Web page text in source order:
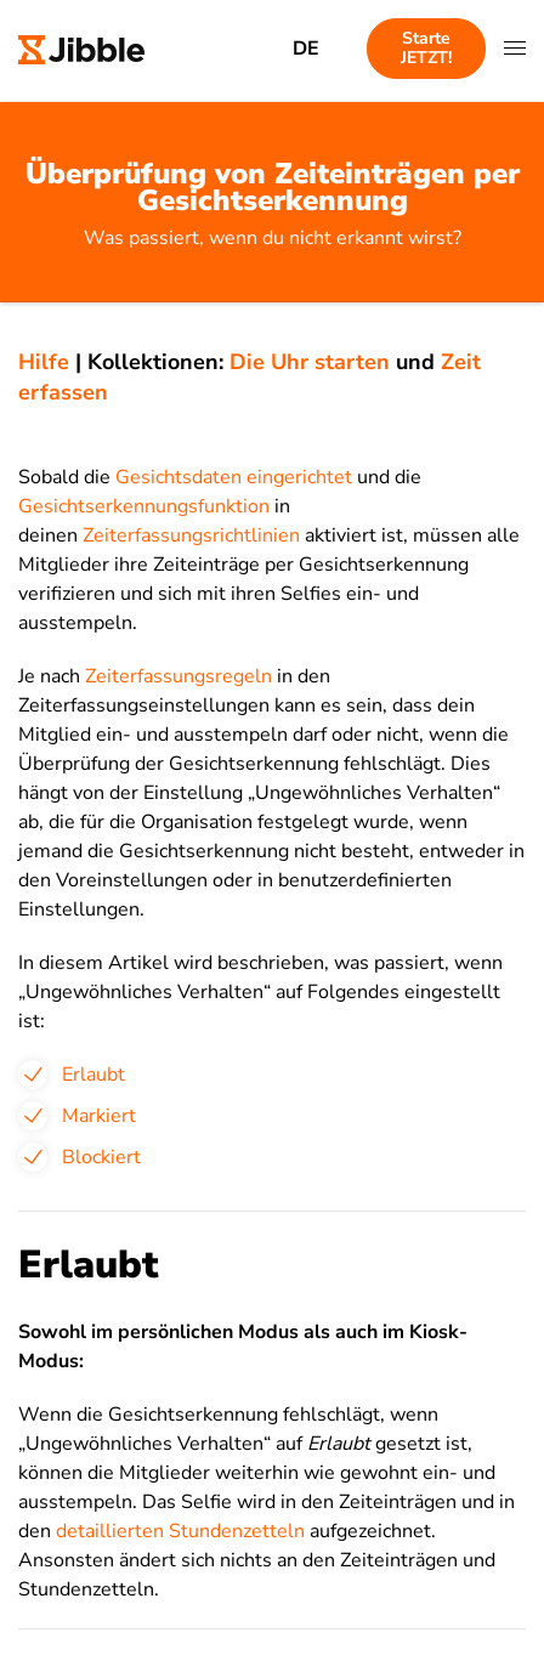
DE
Starte
JETZT!
Überprüfung von Zeiteinträgen per
Gesichtserkennung
Was passiert, wenn du nicht erkannt wirst?
Hilfe | Kollektionen: Die Uhr starten und Zeit
erfassen
Sobald die Gesichtsdaten eingerichtet und die
Gesichtserkennungsfunktion in
deinen Zeiterfassungsrichtlinien aktiviert ist, müssen alle
Mitglieder ihre Zeiteinträge per Gesichtserkennung
verifizieren und sich mit ihren Selfies ein- und
ausstempeln.
Je nach Zeiterfassungsregeln in den
Zeiterfassungseinstellungen kann es sein, dass dein
Mitglied ein- und ausstempeln darf oder nicht, wenn die
Überprüfung der Gesichtserkennung fehlschlägt. Dies
hängt von der Einstellung „Ungewöhnliches Verhalten“
ab, die für die Organisation festgelegt wurde, wenn
jemand die Gesichtserkennung nicht besteht, entweder in
den Voreinstellungen oder in benutzerdefinierten
Einstellungen.
In diesem Artikel wird beschrieben, was passiert, wenn
„Ungewöhnliches Verhalten“ auf Folgendes eingestellt
ist:
Erlaubt
Markiert
Blockiert
Erlaubt
Sowohl im persönlichen Modus als auch im Kiosk-
Modus:
Wenn die Gesichtserkennung fehlschlägt, wenn
„Ungewöhnliches Verhalten“ aufErlaubtgesetzt ist,
können die Mitglieder weiterhin wie gewohnt ein- und
ausstempeln. Das Selfie wird in den Zeiteinträgen und in
den detaillierten Stundenzetteln aufgezeichnet.
Ansonsten ändert sich nichts an den Zeiteinträgen und
Stundenzetteln.